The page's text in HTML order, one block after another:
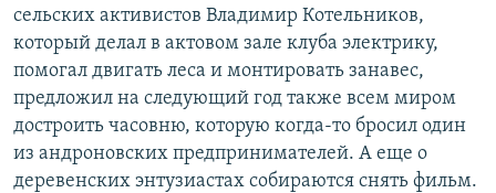
сельских активистов Владимир Котельников,
который делал в актовом зале клуба электрику,
помогал двигать леса и монтировать занавес,
предложил на следующий год также всем миром
достроить часовню, которую когда-то бросил один
из андроновских предпринимателей. А еще о
деревенских энтузиастах собираются снять фильм.